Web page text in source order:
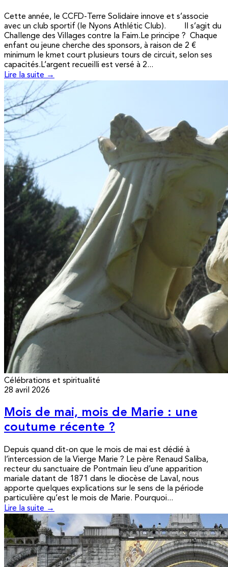
Cette année, le CCFD-Terre Solidaire innove et s’associe
avec un club sportif (le Nyons Athlétic Club). Il s’agit du
Challenge des Villages contre la Faim.Le principe ? Chaque
enfant ou jeune cherche des sponsors, à raison de 2 €
minimum le kmet court plusieurs tours de circuit, selon ses
capacités.L’argent recueilli est versé à 2...
Lire la suite →
Célébrations et spiritualité
28 avril 2026
Mois de mai, mois de Marie : une
coutume récente ?
Depuis quand dit-on que le mois de mai est dédié à
l’intercession de la Vierge Marie ? Le père Renaud Saliba,
recteur du sanctuaire de Pontmain lieu d’une apparition
mariale datant de 1871 dans le diocèse de Laval, nous
apporte quelques explications sur le sens de la période
particulière qu’est le mois de Marie. Pourquoi...
Lire la suite →